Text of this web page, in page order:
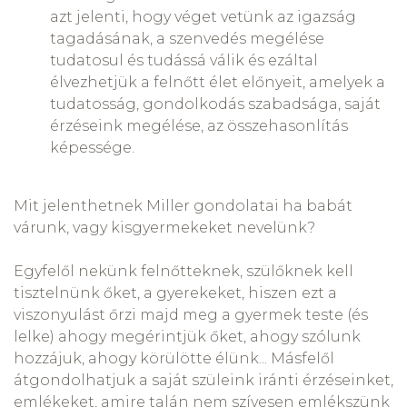
azt jelenti, hogy véget vetünk az igazság
tagadásának, a szenvedés megélése
tudatosul és tudássá válik és ezáltal
élvezhetjük a felnőtt élet előnyeit, amelyek a
tudatosság, gondolkodás szabadsága, saját
érzéseink megélése, az összehasonlítás
képessége.
Mit jelenthetnek Miller gondolatai ha babát
várunk, vagy kisgyermekeket nevelünk?
Egyfelől nekünk felnőtteknek, szülőknek kell
tisztelnünk őket, a gyerekeket, hiszen ezt a
viszonyulást őrzi majd meg a gyermek teste (és
lelke) ahogy megérintjük őket, ahogy szólunk
hozzájuk, ahogy körülötte élünk... Másfelől
átgondolhatjuk a saját szüleink iránti érzéseinket,
emlékeket, amire talán nem szívesen emlékszünk